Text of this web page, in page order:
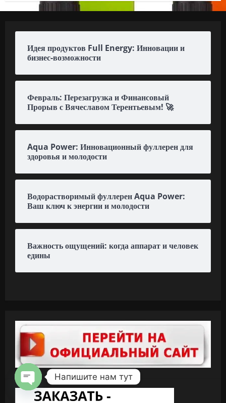
Идея продуктов Full Energy: Инновации и
бизнес-возможности
Февраль: Перезагрузка и Финансовый
Прорыв с Вячеславом Терентьевым! 🚀
Aqua Power: Инновационный фуллерен для
здоровья и молодости
Водорастворимый фуллерен Aqua Power:
Ваш ключ к энергии и молодости
Важность ощущений: когда аппарат и человек
едины
Напишите нам тут
OPEN